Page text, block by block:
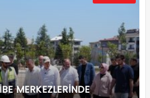
MERKEZLERİNDE